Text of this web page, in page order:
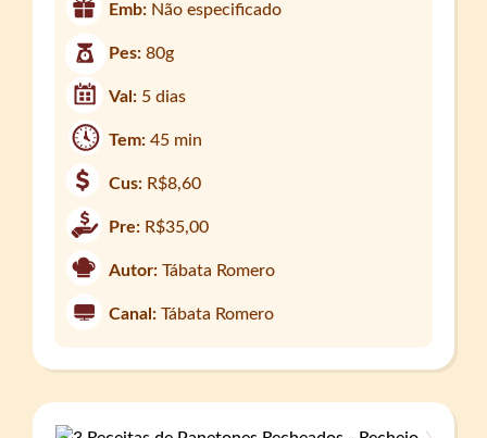
Emb: Não especificado
Pes:80g
Val: 5 dias
Tem:45 min
Cus: R$8,60
Pre: R$35,00
Autor: Tábata Romero
Canal: Tábata Romero